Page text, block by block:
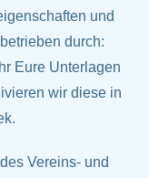
und
durch:
Eure Unterlagen
wir diese in
Vereins- und